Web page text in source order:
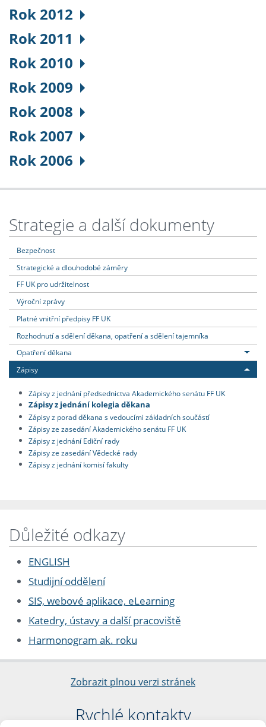
Rok 2012
Rok 2011
Rok 2010
Rok 2009
Rok 2008
Rok 2007
Rok 2006
Strategie a další dokumenty
Bezpečnost
Strategické a dlouhodobé záměry
FF UK pro udržitelnost
Výroční zprávy
Platné vnitřní předpisy FF UK
Rozhodnutí a sdělení děkana, opatření a sdělení tajemníka
Opatření děkana
Zápisy
Zápisy z jednání předsednictva Akademického senátu FF UK
Zápisy z jednání kolegia děkana
Zápisy z porad děkana s vedoucími základních součástí
Zápisy ze zasedání Akademického senátu FF UK
Zápisy z jednání Ediční rady
Zápisy ze zasedání Vědecké rady
Zápisy z jednání komisí fakulty
Důležité odkazy
ENGLISH
Studijní oddělení
SIS, webové aplikace, eLearning
Katedry, ústavy a další pracoviště
Harmonogram ak. roku
Zobrazit plnou verzi stránek
Rychlé kontakty